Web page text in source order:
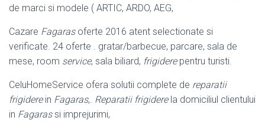
de marci si modele ( ARTIC, ARDO, AEG,
Cazare Fagarasoferte 2016 atent selectionate si
verificate. 24 oferte . gratar/barbecue, parcare, sala de
mese, room service, sala biliard, frigiderepentru turisti.
CeluHomeService ofera solutii complete de reparatii
frigiderein Fagaras,. Reparatii frigiderela domiciliul clientului
in Fagarassi imprejurimi,